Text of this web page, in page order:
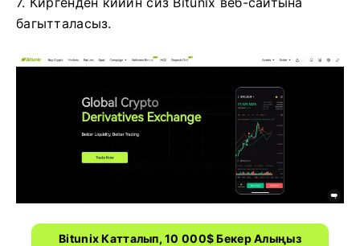
багытталасыз.
Bitunix Катталып, 10 000$ Бекер Алыңыз